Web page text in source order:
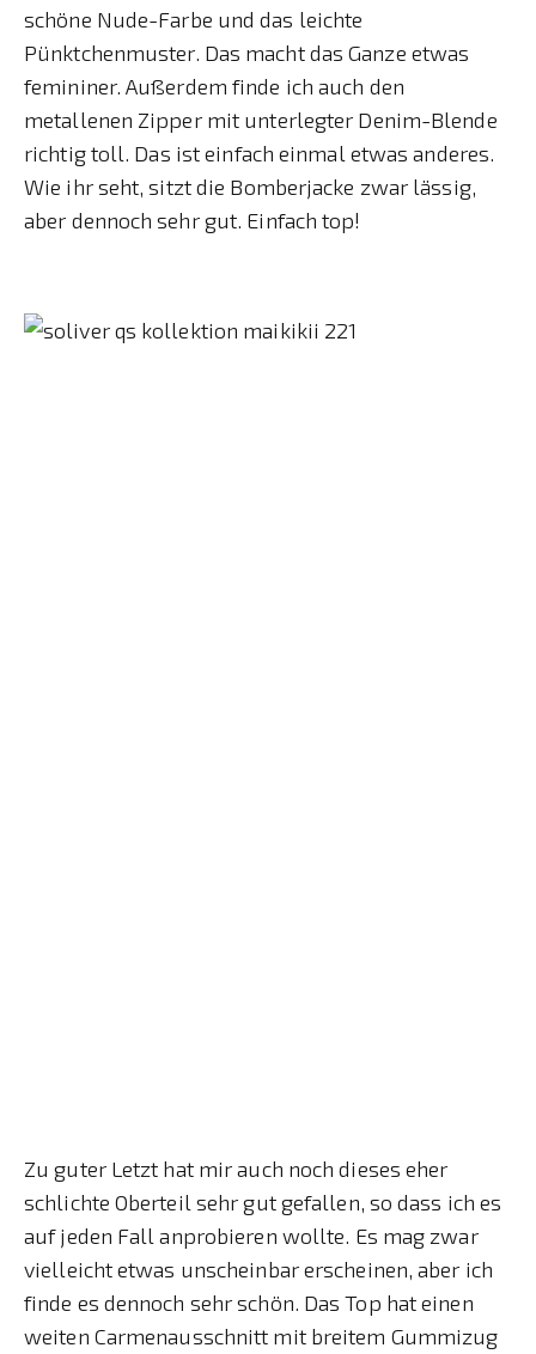
schöne Nude-Farbe und das leichte
Pünktchenmuster. Das macht das Ganze etwas
femininer. Außerdem finde ich auch den
metallenen Zipper mit unterlegter Denim-Blende
richtig toll. Das ist einfach einmal etwas anderes.
Wie ihr seht, sitzt die Bomberjacke zwar lässig,
aber dennoch sehr gut. Einfach top!
Zu guter Letzt hat mir auch noch dieses eher
schlichte Oberteil sehr gut gefallen, so dass ich es
auf jeden Fall anprobieren wollte. Es mag zwar
vielleicht etwas unscheinbar erscheinen, aber ich
finde es dennoch sehr schön. Das Top hat einen
weiten Carmenausschnitt mit breitem Gummizug